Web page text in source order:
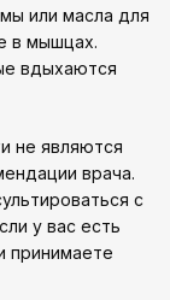
или масла для
в мышцах.
вдыхаются
не являются
врача.
с
у вас есть
принимаете